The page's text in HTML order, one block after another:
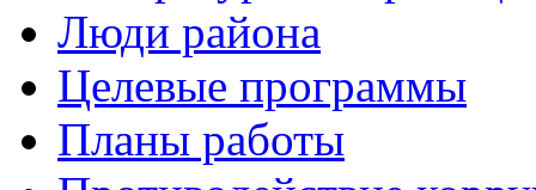
Люди района
Целевые программы
Планы работы